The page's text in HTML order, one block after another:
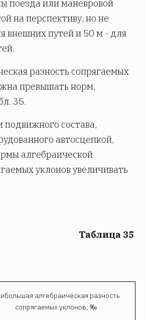
поезда или маневровой
на перспективу, но не
внешних путей и 50 м - для
разность сопрягаемых
превышать норм,
35.
состава,
автосцепкой,
алгебраической
уклонов увеличивать
Таблица 35
алгебраическая разность
сопрягаемых уклонов, ‰